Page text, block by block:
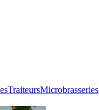
TraiteursMicrobrasseries